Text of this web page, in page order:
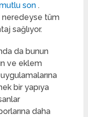
son.
neredeyse tüm
sağlıyor.
da bunun
ve eklem
bir yapıya
daha